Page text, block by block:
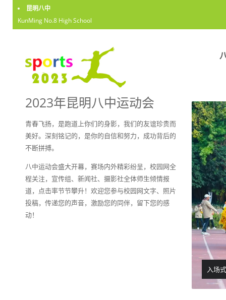
昆明八中
KunMing No.8 High School
2023年昆明八中运动会
青春飞扬，是跑道上你们的身影，我们的友谊珍贵而
美好。深刻铭记的，是你的自信和努力，成功背后的
不断拼搏。
八中运动会盛大开幕，赛场内外精彩纷呈，校园网全
程关注，宣传组、新闻社、摄影社全体师生倾情报
道，点击率节节攀升！欢迎您参与校园网文字、照片
投稿，传递您的声音，激励您的同伴，留下您的感
动！
入场